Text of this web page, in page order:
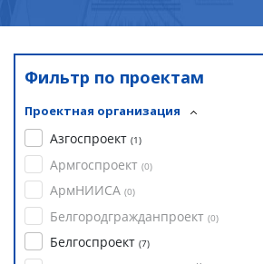
Фильтр по проектам
Проектная организация
Азгоспроект (1)
Армгоспроект (0)
АрмНИИСА (0)
Белгородгражданпроект (0)
Белгоспроект (7)